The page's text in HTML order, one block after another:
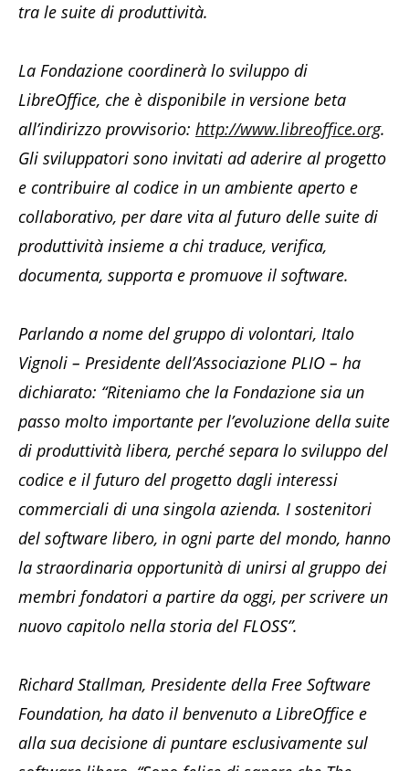
tra le suite di produttività.
La Fondazione coordinerà lo sviluppo di
LibreOffice, che è disponibile in versione beta
all’indirizzo provvisorio: http://www.libreoffice.org.
Gli sviluppatori sono invitati ad aderire al progetto
e contribuire al codice in un ambiente aperto e
collaborativo, per dare vita al futuro delle suite di
produttività insieme a chi traduce, verifica,
documenta, supporta e promuove il software.
Parlando a nome del gruppo di volontari, Italo
Vignoli – Presidente dell’Associazione PLIO – ha
dichiarato: “Riteniamo che la Fondazione sia un
passo molto importante per l’evoluzione della suite
di produttività libera, perché separa lo sviluppo del
codice e il futuro del progetto dagli interessi
commerciali di una singola azienda. I sostenitori
del software libero, in ogni parte del mondo, hanno
la straordinaria opportunità di unirsi al gruppo dei
membri fondatori a partire da oggi, per scrivere un
nuovo capitolo nella storia del FLOSS”.
Richard Stallman, Presidente della Free Software
Foundation, ha dato il benvenuto a LibreOffice e
alla sua decisione di puntare esclusivamente sul